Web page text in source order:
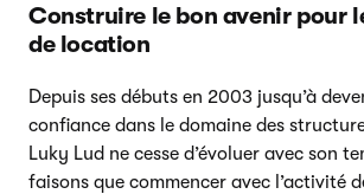
Construire le bon avenir pour
de location
Depuis ses débuts en 2003 jusqu’à
confiance dans le domaine des
Luky Lud ne cesse d’évoluer avec son
faisons que commencer avec l’activité